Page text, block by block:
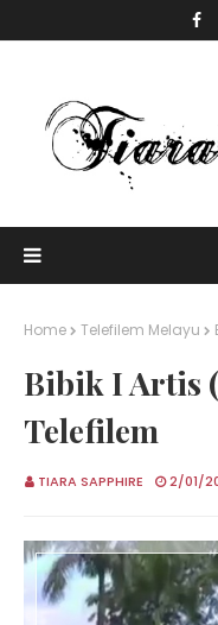
Home Telefilem Melayu
Bibik I Artis
Telefilem
TIARA SAPPHIRE 2/01/